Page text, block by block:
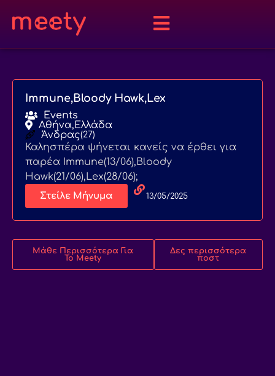
Immune,Bloody Hawk,Lex
Events
Αθήνα,Ελλάδα
Άνδρας(27)
Καλησπέρα ψήνεται κανείς να έρθει για
παρέα Immune(13/06),Bloody
Hawk(21/06),Lex(28/06);
Στείλε Μήνυμα 13/05/2025
Μάθε Περισσότερα Για
Το Meety
Δες περισσότερα
ποστ